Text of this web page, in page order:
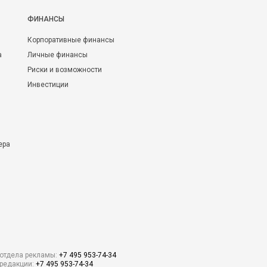
ФИНАНСЫ
Корпоративные финансы
Личные финансы
Риски и возможности
Инвестиции
рекламы: +7 495 953-74-34
+7 495 953-74-34